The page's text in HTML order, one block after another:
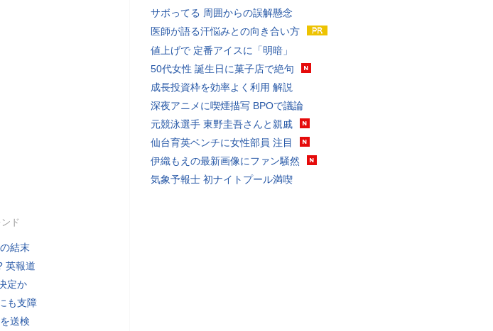
ンド
結末
英報道
定か
も支障
送検
サボってる 周囲からの誤解懸念
医師が語る汗悩みとの向き合い方
値上げで 定番アイスに「明暗」
50代女性 誕生日に菓子店で絶句
成長投資枠を効率よく利用 解説
深夜アニメに喫煙描写 BPOで議論
元競泳選手 東野圭吾さんと親戚
仙台育英ベンチに女性部員 注目
伊織もえの最新画像にファン騒然
気象予報士 初ナイトプール満喫